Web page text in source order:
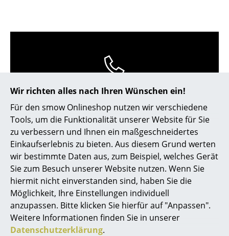
Wir richten alles nach Ihren Wünschen ein!
Für den smow Onlineshop nutzen wir verschiedene
Tools, um die Funktionalität unserer Website für Sie
zu verbessern und Ihnen ein maßgeschneidertes
Einkaufserlebnis zu bieten. Aus diesem Grund werten
wir bestimmte Daten aus, zum Beispiel, welches Gerät
Sie zum Besuch unserer Website nutzen. Wenn Sie
hiermit nicht einverstanden sind, haben Sie die
Möglichkeit, Ihre Einstellungen individuell
anzupassen. Bitte klicken Sie hierfür auf "Anpassen".
Weitere Informationen finden Sie in unserer
Datenschutzerklärung.
Bodenleuchten
Wandleuchten
Outdoor-Leuchten
Akkuleuchten
... alle Leuchten
Betten
Doppelbetten
0800 15 60 00
service@smow.ch